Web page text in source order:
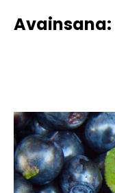
Avainsana: